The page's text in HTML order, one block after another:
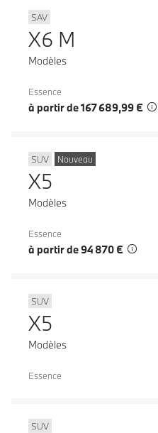
SAV
X6 M
Modèles
Essence
à partir de 167 689,99 €
SUV Nouveau
X5
Modèles
Essence
à partir de 94 870 €
SUV
X5
Modèles
Essence
SUV